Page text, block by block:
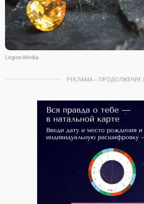
Legion-Media
РЕКЛАМА – ПРОДОЛЖЕНИЕ